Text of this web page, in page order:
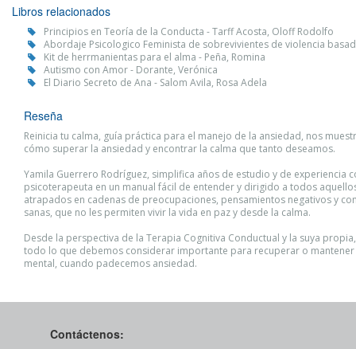
Libros relacionados
Principios en Teoría de la Conducta - Tarff Acosta, Oloff Rodolfo
Abordaje Psicologico Feminista de sobrevivientes de violencia
Kit de herrmanientas para el alma - Peña, Romina
Autismo con Amor - Dorante, Verónica
El Diario Secreto de Ana - Salom Avila, Rosa Adela
Reseña
Reinicia tu calma, guía práctica para el manejo de la ansiedad, nos
cómo superar la ansiedad y encontrar la calma que tanto deseamos.
Yamila Guerrero Rodríguez, simplifica años de estudio y de experiencia
psicoterapeuta en un manual fácil de entender y dirigido a todos
atrapados en cadenas de preocupaciones, pensamientos negativos y
sanas, que no les permiten vivir la vida en paz y desde la calma.
Desde la perspectiva de la Terapia Cognitiva Conductual y la suya
todo lo que debemos considerar importante para recuperar o mantener
mental, cuando padecemos ansiedad.
Contáctenos: